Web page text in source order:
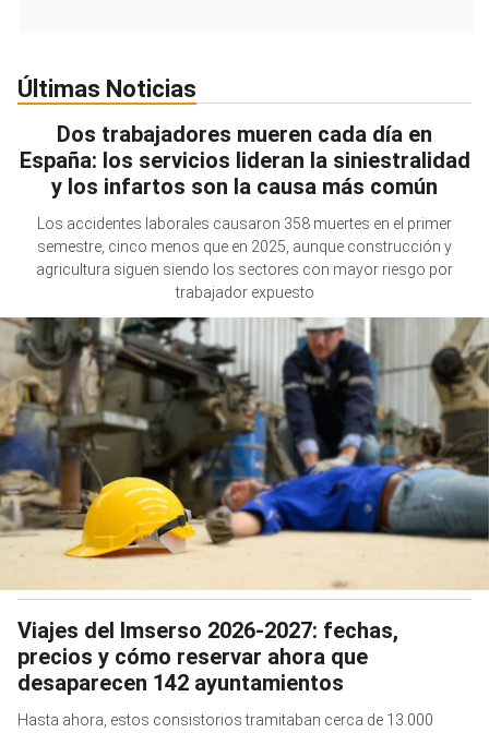
Últimas Noticias
Dos trabajadores mueren cada día en
España: los servicios lideran la siniestralidad
y los infartos son la causa más común
Los accidentes laborales causaron 358 muertes en el primer
semestre, cinco menos que en 2025, aunque construcción y
agricultura siguen siendo los sectores con mayor riesgo por
trabajador expuesto
Viajes del Imserso 2026-2027: fechas,
precios y cómo reservar ahora que
desaparecen 142 ayuntamientos
Hasta ahora, estos consistorios tramitaban cerca de 13.000